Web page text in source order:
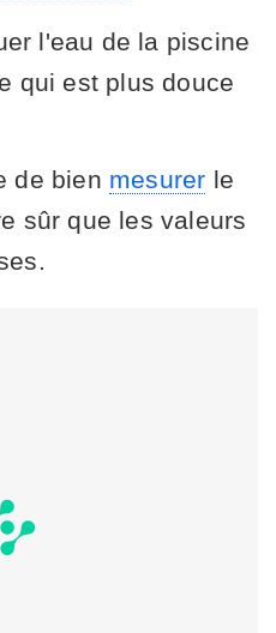
l'eau de la piscine
qui est plus douce
de bien mesurer le
sûr que les valeurs